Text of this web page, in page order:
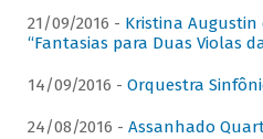
21/09/2016 - Kristina
“Fantasias para Duas Violas
14/09/2016 - Orquestra
24/08/2016 - Assanhado